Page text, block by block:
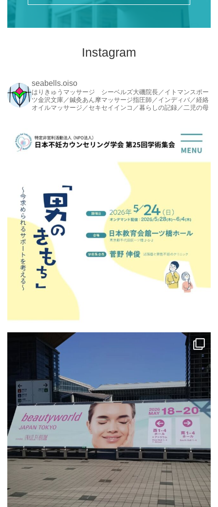
Instagram
seabells.oiso
はりきゅうマッサージ シーベルズ大磯院長／イトマンスポー
ツ金沢文庫／鍼灸あん摩マッサージ指圧師／インディバ／経絡
オイルマッサージ／セキセイインコ／暮らしの記録／二児の母